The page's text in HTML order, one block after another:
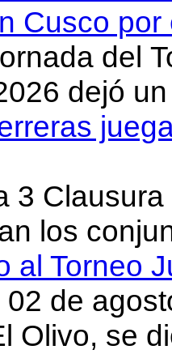
Cusco
del
dejó
3
los
al Torneo
02 de
Olivo, se